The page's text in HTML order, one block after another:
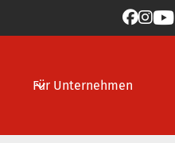

Für Unternehmen